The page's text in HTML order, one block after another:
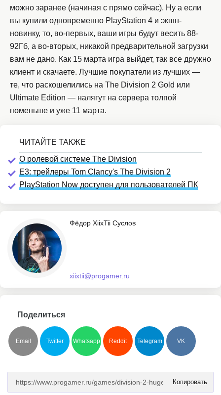
можно заранее (начиная с прямо сейчас). Ну а если
вы купили одновременно PlayStation 4 и экшн-
новинку, то, во-первых, ваши игры будут весить 88-
92Гб, а во-вторых, никакой предварительной загрузки
вам не дано. Как 15 марта игра выйдет, так все дружно
клиент и скачаете. Лучшие покупатели из лучших —
те, что раскошелились на The Division 2 Gold или
Ultimate Edition — налягут на сервера толпой
поменьше и уже 11 марта.
О ролевой системе The Division
E3: трейлеры Tom Clancy's The Division 2
PlayStation Now доступен для пользователей ПК
Фёдор XiixTii Суслов
xiixtii@progamer.ru
Поделиться
Email Twitter Whatsapp Reddit Telegram VK
Копировать